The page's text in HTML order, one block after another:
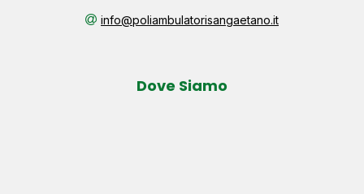
info@poliambulatorisangaetano.it
Dove Siamo